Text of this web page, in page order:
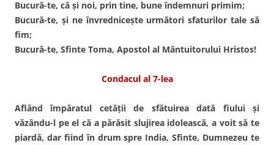
Bucură-te, că şi noi, prin tine, bune îndemnuri primim;
Bucură-te, şi ne învredniceşte următori sfaturilor tale să
fim;
Bucură-te, Sfinte Toma, Apostol al Mântuitorului Hristos!
Condacul al 7-lea
Aflând împăratul cetăţii de sfătuirea dată fiului şi
văzându-l pe el că a părăsit slujirea idolească, a voit să te
piardă, dar fiind în drum spre India, Sfinte, Dumnezeu te